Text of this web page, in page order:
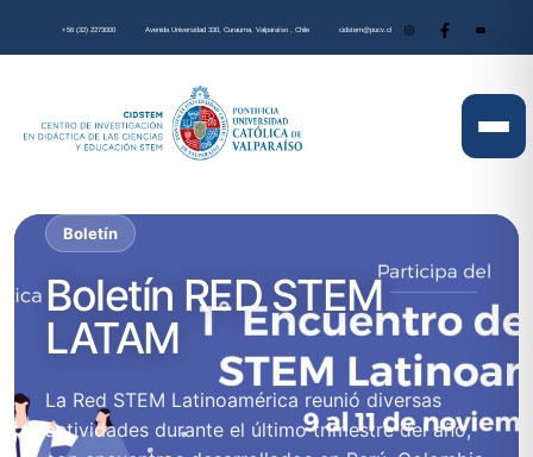
+56 (32) 2273000 Avenida Universidad 330, Curauma, Valparaíso , Chile cidstem@pucv.cl
Boletín
Boletín RED STEM
LATAM
La Red STEM Latinoamérica reunió diversas
actividades durante el último trimestre del año,